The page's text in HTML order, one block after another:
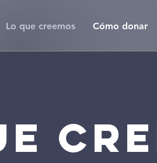
Lo que creemos Cómo donar